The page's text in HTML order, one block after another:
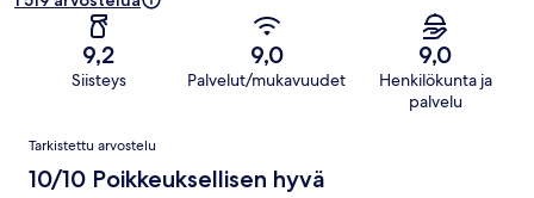
9,2
Siisteys
9,0
Palvelut/mukavuudet
9,0
Henkilökunta ja
palvelu
Arvostelut
Tarkistettu arvostelu
10/10 Poikkeuksellisen hyvä